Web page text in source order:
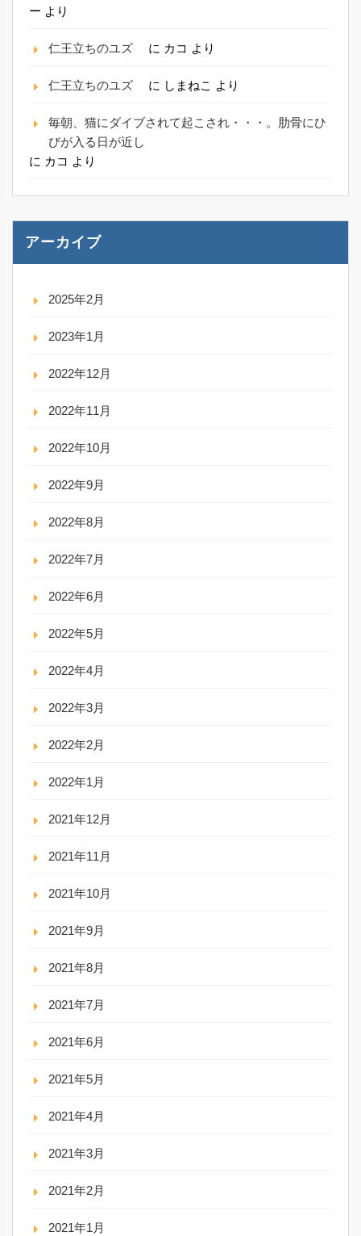
ー より
仁王立ちのユズ に カコ より
仁王立ちのユズ に しまねこ より
毎朝、猫にダイブされて起こされ・・・。肋骨にひ
びが入る日が近し
に カコ より
アーカイブ
2025年2月
2023年1月
2022年12月
2022年11月
2022年10月
2022年9月
2022年8月
2022年7月
2022年6月
2022年5月
2022年4月
2022年3月
2022年2月
2022年1月
2021年12月
2021年11月
2021年10月
2021年9月
2021年8月
2021年7月
2021年6月
2021年5月
2021年4月
2021年3月
2021年2月
2021年1月